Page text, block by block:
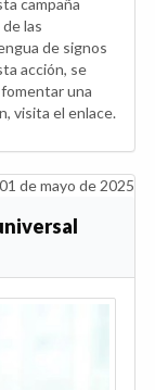
campaña
las
de signos
acción, se
una
visita el enlace.
de mayo de 2025